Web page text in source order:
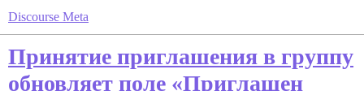
Discourse Meta
Принятие приглашения в группу
обновляет поле «Приглашен